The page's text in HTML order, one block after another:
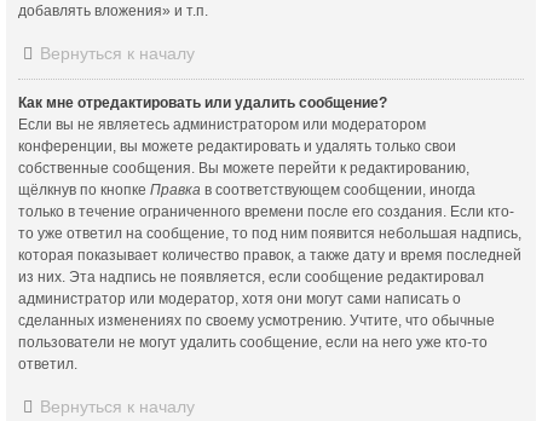
добавлять вложения» и т.п.
Вернуться к началу
Как мне отредактировать или удалить сообщение?
Если вы не являетесь администратором или модератором
конференции, вы можете редактировать и удалять только свои
собственные сообщения. Вы можете перейти к редактированию,
щёлкнув по кнопке Правка в соответствующем сообщении, иногда
только в течение ограниченного времени после его создания. Если кто-
то уже ответил на сообщение, то под ним появится небольшая надпись,
которая показывает количество правок, а также дату и время последней
из них. Эта надпись не появляется, если сообщение редактировал
администратор или модератор, хотя они могут сами написать о
сделанных изменениях по своему усмотрению. Учтите, что обычные
пользователи не могут удалить сообщение, если на него уже кто-то
ответил.
Вернуться к началу